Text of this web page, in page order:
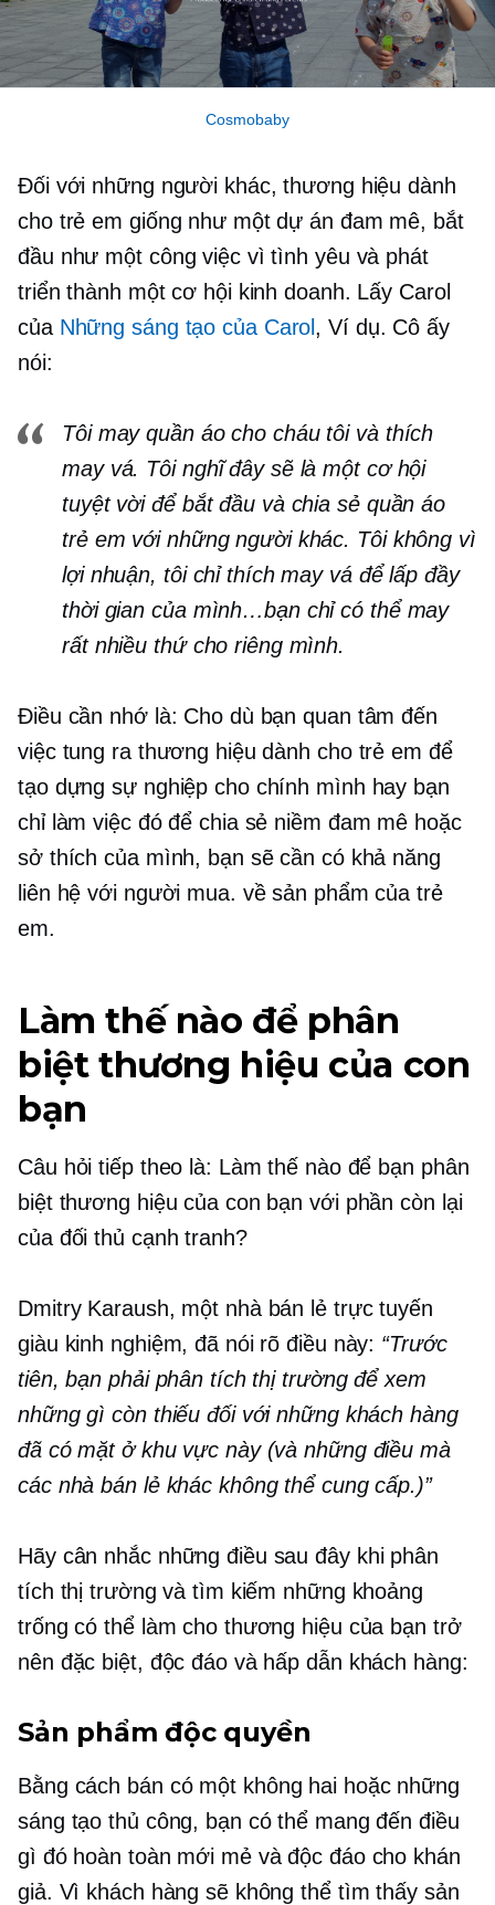
Cosmobaby
Đối với những người khác, thương hiệu dành
cho trẻ em giống như một dự án đam mê, bắt
đầu như một công việc vì tình yêu và phát
triển thành một cơ hội kinh doanh. Lấy Carol
của Những sáng tạo của Carol, Ví dụ. Cô ấy
nói:
Tôi may quần áo cho cháu tôi và thích
may vá. Tôi nghĩ đây sẽ là một cơ hội
tuyệt vời để bắt đầu và chia sẻ quần áo
trẻ em với những người khác. Tôi không vì
lợi nhuận, tôi chỉ thích may vá để lấp đầy
thời gian của mình…bạn chỉ có thể may
rất nhiều thứ cho riêng mình.
Điều cần nhớ là: Cho dù bạn quan tâm đến
việc tung ra thương hiệu dành cho trẻ em để
tạo dựng sự nghiệp cho chính mình hay bạn
chỉ làm việc đó để chia sẻ niềm đam mê hoặc
sở thích của mình, bạn sẽ cần có khả năng
liên hệ với người mua. về sản phẩm của trẻ
em.
Làm thế nào để phân
biệt thương hiệu của con
bạn
Câu hỏi tiếp theo là: Làm thế nào để bạn phân
biệt thương hiệu của con bạn với phần còn lại
của đối thủ cạnh tranh?
Dmitry Karaush, một nhà bán lẻ trực tuyến
giàu kinh nghiệm, đã nói rõ điều này: “Trước
tiên, bạn phải phân tích thị trường để xem
những gì còn thiếu đối với những khách hàng
đã có mặt ở khu vực này (và những điều mà
các nhà bán lẻ khác không thể cung cấp.)”
Hãy cân nhắc những điều sau đây khi phân
tích thị trường và tìm kiếm những khoảng
trống có thể làm cho thương hiệu của bạn trở
nên đặc biệt, độc đáo và hấp dẫn khách hàng:
Sản phẩm độc quyền
Bằng cách bán có một không hai hoặc những
sáng tạo thủ công, bạn có thể mang đến điều
gì đó hoàn toàn mới mẻ và độc đáo cho khán
giả. Vì khách hàng sẽ không thể tìm thấy sản